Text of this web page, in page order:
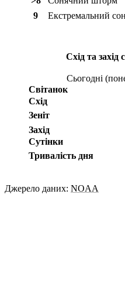
9
Екстремальний
Схід та захід
Сьогодні (
Світанок
Схід
Зеніт
Захід
Сутінки
Тривалість дня
Джерело даних: NOAA